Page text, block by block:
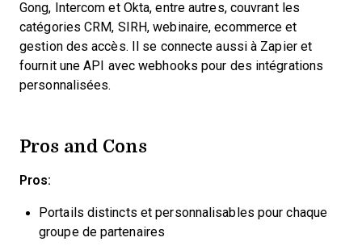
Gong, Intercom et Okta, entre autres, couvrant les
catégories CRM, SIRH, webinaire, ecommerce et
gestion des accès. Il se connecte aussi à Zapier et
fournit une API avec webhooks pour des intégrations
personnalisées.
Pros and Cons
Pros:
Portails distincts et personnalisables pour chaque
groupe de partenaires